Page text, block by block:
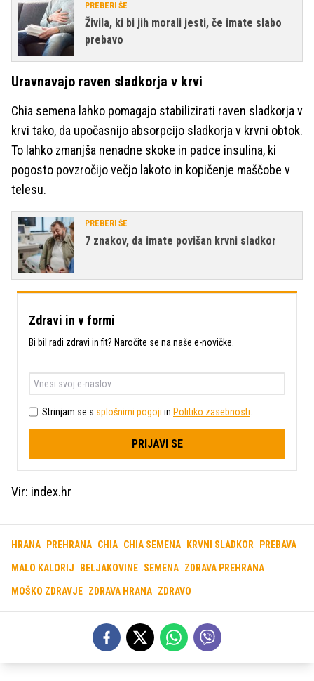
PREBERI ŠE
Živila, ki bi jih morali jesti, če imate slabo
prebavo
Uravnavajo raven sladkorja v krvi
Chia semena lahko pomagajo stabilizirati raven sladkorja v
krvi tako, da upočasnijo absorpcijo sladkorja v krvni obtok.
To lahko zmanjša nenadne skoke in padce insulina, ki
pogosto povzročijo večjo lakoto in kopičenje maščobe v
telesu.
PREBERI ŠE
7 znakov, da imate povišan krvni sladkor
Zdravi in v formi
Bi bil radi zdravi in fit? Naročite se na naše e-novičke.
Strinjam se s splošnimi pogoji in Politiko zasebnosti
PRIJAVI SE
Vir: index.hr
HRANA PREHRANA CHIA CHIA SEMENA KRVNI SLADKOR PREBAVA
MALO KALORIJ BELJAKOVINE SEMENA ZDRAVA PREHRANA
MOŠKO ZDRAVJE ZDRAVA HRANA ZDRAVO